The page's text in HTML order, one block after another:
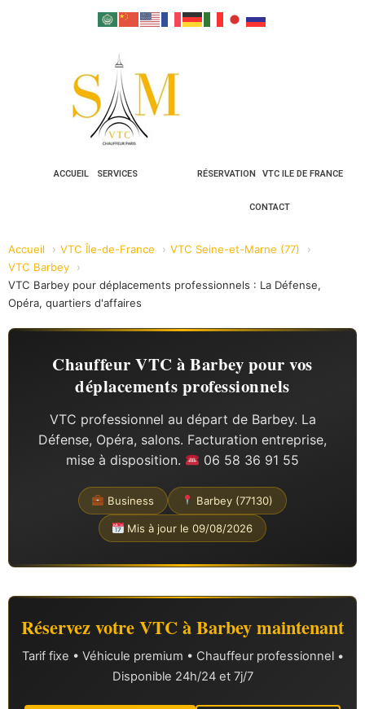
ACCUEIL SERVICES RÉSERVATION VTC ILE DE FRANCE
CONTACT
Accueil VTC Île-de-France
VTC Seine-et-Marne (77)
VTC Barbey
VTC Barbey pour déplacements professionnels : La Défense,
Opéra, quartiers d'affaires
Chauffeur VTC à Barbey pour vos
déplacements professionnels
VTC professionnel au départ de Barbey. La
Défense, Opéra, salons. Facturation entreprise,
mise à disposition.
06 58 36 91 55
Business Barbey (77130)
Mis à jour le 09/08/2026
Réservez votre VTC à Barbey maintenant
Tarif fixe • Véhicule premium • Chauffeur professionnel •
Disponible 24h/24 et 7j/7